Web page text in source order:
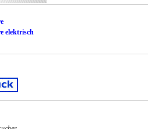
elektrisch